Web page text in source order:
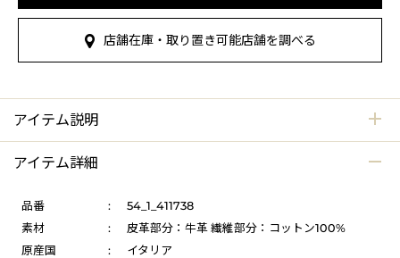
店舗在庫・取り置き可能店舗を調べる
アイテム説明
アイテム詳細
品番 :
54_1_411738
素材
:
皮革部分：牛革 繊維部分：コットン100%
原産国
:
イタリア